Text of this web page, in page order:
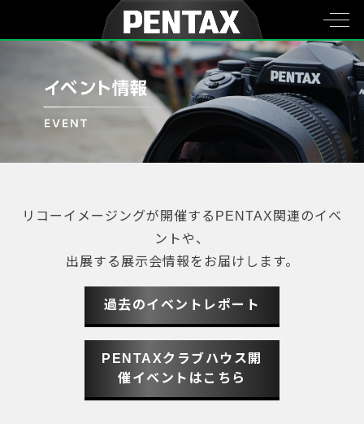
リコーイメージングが開催するPENTAX関連のイベ
ントや、
出展する展示会情報をお届けします。
過去のイベントレポート
PENTAXクラブハウス開
催イベントはこちら